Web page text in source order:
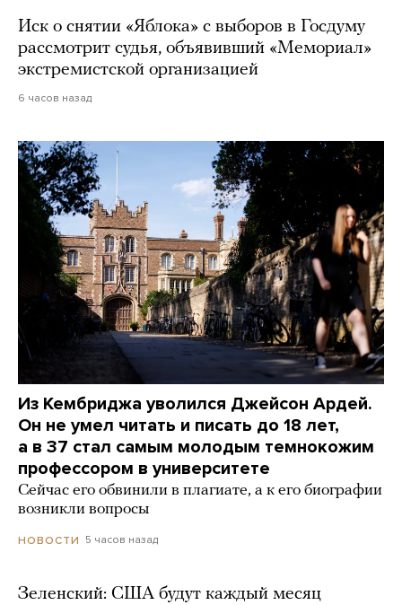
Иск о снятии «Яблока» с выборов в Госдуму
рассмотрит судья, объявивший «Мемориал»
экстремистской организацией
6 часов назад
Из Кембриджа уволился Джейсон Ардей.
Он не умел читать и писать до 18 лет,
а в 37 стал самым молодым темнокожим
профессором в университете
Сейчас его обвинили в плагиате, а к его биографии
возникли вопросы
НОВОСТИ 5 часов назад
Зеленский: США будут каждый месяц